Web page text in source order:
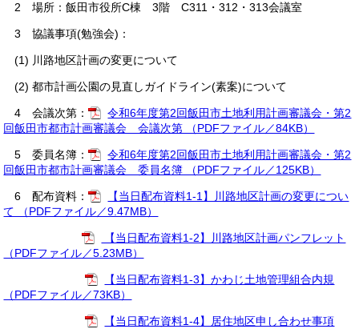
2 場所：飯田市役所C棟 3階 C311・312・313会議室
3 協議事項(勉強会)：
(1) 川路地区計画の変更について
(2) 都市計画公園の見直しガイドライン(素案)について
4 会議次第：
令和6年度第2回飯田市土地利用計画審議会・第2
回飯田市都市計画審議会 会議次第 （PDFファイル／84KB）
5 委員名簿：
令和6年度第2回飯田市土地利用計画審議会・第2
回飯田市都市計画審議会 委員名簿 （PDFファイル／125KB）
6 配布資料：
【当日配布資料1-1】川路地区計画の変更につい
て （PDFファイル／9.47MB）
【当日配布資料1-2】川路地区計画パンフレット
（PDFファイル／5.23MB）
【当日配布資料1-3】かわじ土地管理組合内規
（PDFファイル／73KB）
【当日配布資料1-4】居住地区申し合わせ事項